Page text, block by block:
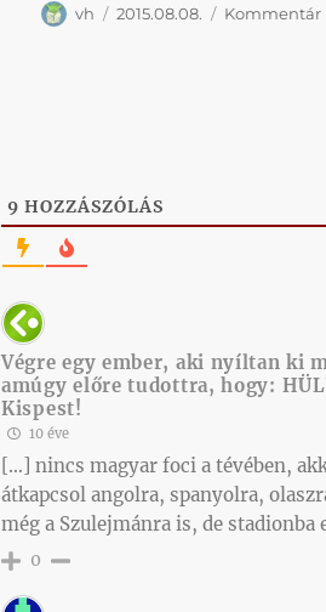
Szerző
vh Közzétéve
2015.08.08. Kategória
Kommentár
9 HOZZÁSZÓLÁS
Végre egy ember, aki nyíltan ki
amúgy előre tudottra, hogy:
Kispest!
10 éve
[…] nincs magyar foci a tévében,
átkapcsol angolra, spanyolra,
még a Szulejmánra is, de
0